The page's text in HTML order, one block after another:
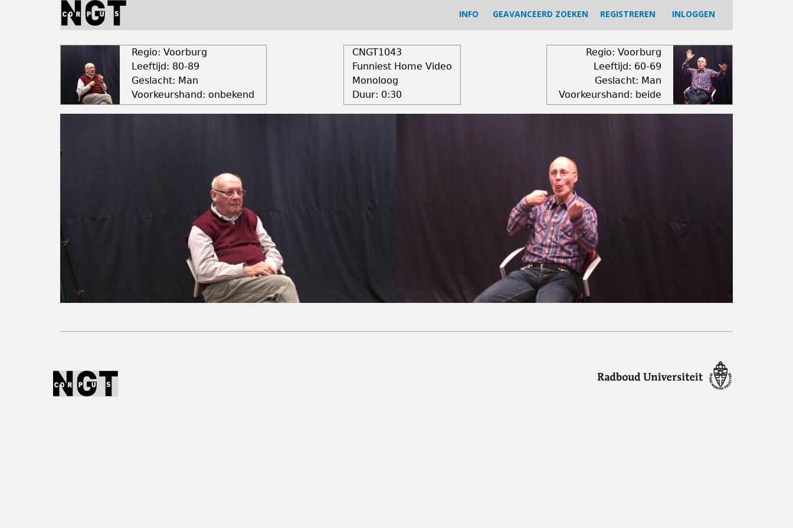
INFO GEAVANCEERD ZOEKEN REGISTREREN INLOGGEN
Regio: Voorburg
Leeftijd: 80-89
Geslacht: Man
Voorkeurshand: onbekend
CNGT1043
Funniest Home Video
Monoloog
Duur: 0:30
Regio: Voorburg
Leeftijd: 60-69
Geslacht: Man
Voorkeurshand: beide